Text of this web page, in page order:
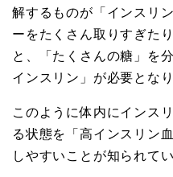
解するものが「インスリ
ーをたくさん取りすぎた
と、「たくさんの糖」を
インスリン」が必要となり
このように体内にインス
る状態を「高インスリン
しやすいことが知られてい